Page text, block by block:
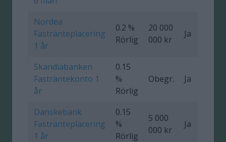
Nordea
Fastränteplacering
1 år
0.2 %
Rörlig
20 000
000 kr
Ja
Skandiabanken
Fasträntekonto 1
år
0.15
%
Rörlig
Obegr. Ja
Danskebank
Fastränteplacering
1 år
0.15
%
Rörlig
5 000
000 kr
Ja